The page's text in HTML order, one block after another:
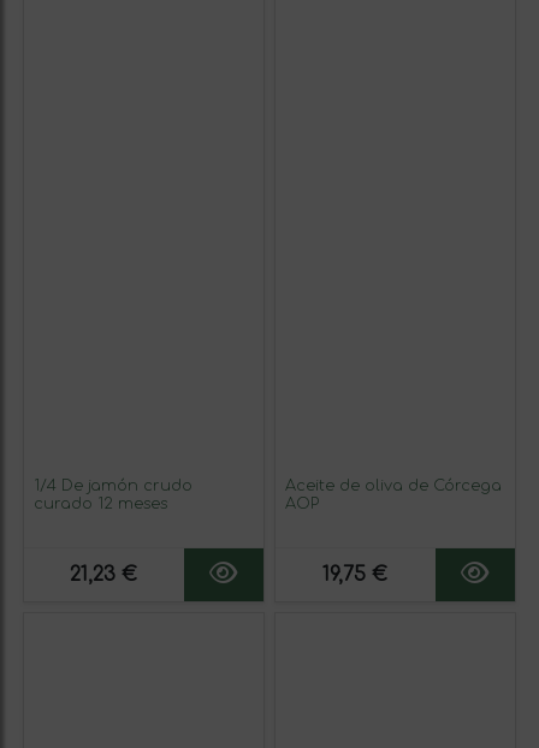
1/4 De jamón crudo
curado 12 meses
21,23 €
Aceite de oliva de Córcega
AOP
19,75 €